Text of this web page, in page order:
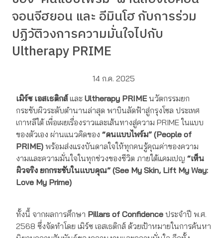
จอนจีฮยอน และ อีมินโฮ กับการร่วม
ปฏิวัติวงการความมั่นใจไปกับ
Ultherapy PRIME
14 ก.ค. 2025
เมิร์ซ เอสเธติกส์และ Ultherapy PRIMEนวัตกรรมยก
กระชับผิวระดับตำนานล่าสุด พาบินลัดฟ้าสู่กรุงโซล ประเทศ
เกาหลีใต้ เพื่อเผยเรื่องราวและเส้นทางสู่ความ PRIME ในแบบ
ของตัวเอง ผ่านแนวคิดของ “คนแบบไพร์ม” (People of
PRIME) พร้อมส่งแรงบันดาลใจให้ทุกคนรู้คุณค่าของความ
งามและความมั่นใจในทุกช่วงของชีวิต ภายใต้แคมเปญ “เห็น
ผิวจริง ยกกระชับในแบบคุณ” (See My Skin, Lift My Way:
Love My Prime)
ทั้งนี้ จากผลการศึกษา Pillars of Confidence ประจำปี พ.ศ.
2568 ซึ่งจัดทำโดย เมิร์ซ เอสเธติกส์ ด้วยเป้าหมายในการค้นหา